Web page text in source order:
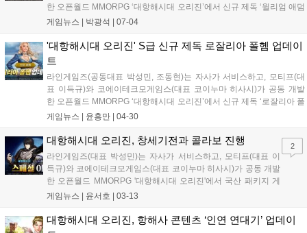
한 오픈월드 MMORPG ‘대항해시대 오리진’에서 신규 제독 ‘윌리엄 애덤
스’를 추가하고, 항해사 및 보스 토벌 등 콘텐츠 업데이트를 진행했다고
특화...
게임뉴스 | 박광석 07-04
'대항해시대 오리진' S급 신규 제독 로잘리아 폴헴 업데이
트
라인게임즈(공동대표 박성민, 조동현)는 자사가 서비스하고, 모티프(대
표 이득규)와 코에이테크모게임스(대표 코이누마 히사시)가 공동 개발
한 오픈월드 MMORPG ‘대항해시대 오리진’에서 신규 제독 ‘로잘리아 폴
헴’을 추가하고, 항해사를 비롯한 콘텐츠 업데이트를 진행했다고 30일
전함을...
게임뉴스 | 윤홍만 04-30
대항해시대 오리진, 창세기전과 콜라보 진행
라인게임즈(대표 박성민)는 자사가 서비스하고, 모티프(대표 이
득규)와 코에이테크모게임스(대표 코이누마 히사시)가 공동 개발
한 오픈월드 MMORPG '대항해시대 오리진'에서 국산 패키지 게
임 명작 '창세기전'과 IP 콜라보를 진행한다고 13일 밝혔다. '창세
째 시리즈부터 최근 출시된 '창세기전...
게임뉴스 | 윤서호 03-13
2
대항해시대 오리진, 항해사 콘텐츠 ‘인연 연대기’ 업데이